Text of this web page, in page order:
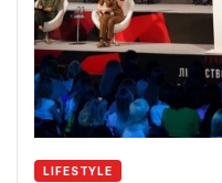
LIFESTYLE